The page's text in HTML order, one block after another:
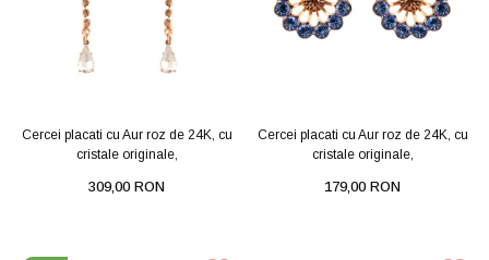
Cercei placati cu Aur roz de 24K, cu
cristale originale,
309,00 RON
Cercei placati cu Aur roz de 24K, cu
cristale originale,
179,00 RON